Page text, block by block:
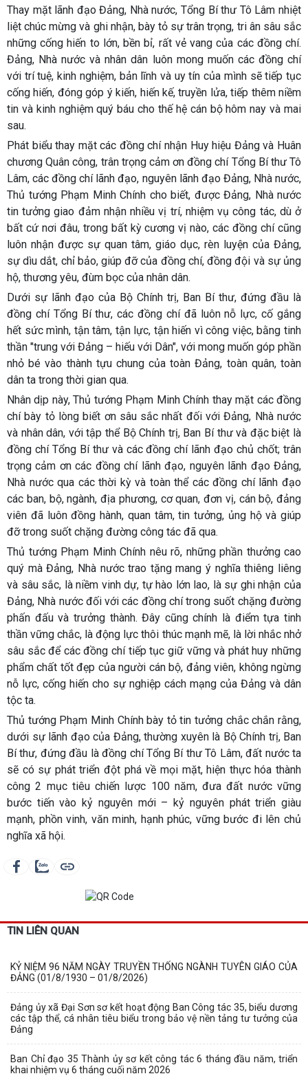
Thay mặt lãnh đạo Đảng, Nhà nước, Tổng Bí thư Tô Lâm nhiệt
liệt chúc mừng và ghi nhận, bày tỏ sự trân trọng, tri ân sâu sắc
những cống hiến to lớn, bền bỉ, rất vẻ vang của các đồng chí.
Đảng, Nhà nước và nhân dân luôn mong muốn các đồng chí
với trí tuệ, kinh nghiệm, bản lĩnh và uy tín của mình sẽ tiếp tục
cống hiến, đóng góp ý kiến, hiến kế, truyền lửa, tiếp thêm niềm
tin và kinh nghiệm quý báu cho thế hệ cán bộ hôm nay và mai
sau.
Phát biểu thay mặt các đồng chí nhận Huy hiệu Đảng và Huân
chương Quân công, trân trọng cảm ơn đồng chí Tổng Bí thư Tô
Lâm, các đồng chí lãnh đạo, nguyên lãnh đạo Đảng, Nhà nước,
Thủ tướng Phạm Minh Chính cho biết, được Đảng, Nhà nước
tin tưởng giao đảm nhận nhiều vị trí, nhiệm vụ công tác, dù ở
bất cứ nơi đâu, trong bất kỳ cương vị nào, các đồng chí cũng
luôn nhận được sự quan tâm, giáo dục, rèn luyện của Đảng,
sự dìu dắt, chỉ bảo, giúp đỡ của đồng chí, đồng đội và sự ủng
hộ, thương yêu, đùm bọc của nhân dân.
Dưới sự lãnh đạo của Bộ Chính trị, Ban Bí thư, đứng đầu là
đồng chí Tổng Bí thư, các đồng chí đã luôn nỗ lực, cố gắng
hết sức mình, tận tâm, tận lực, tận hiến vì công việc, bằng tinh
thần "trung với Đảng – hiếu với Dân", với mong muốn góp phần
nhỏ bé vào thành tựu chung của toàn Đảng, toàn quân, toàn
dân ta trong thời gian qua.
Nhân dịp này, Thủ tướng Phạm Minh Chính thay mặt các đồng
chí bày tỏ lòng biết ơn sâu sắc nhất đối với Đảng, Nhà nước
và nhân dân, với tập thể Bộ Chính trị, Ban Bí thư và đặc biệt là
đồng chí Tổng Bí thư và các đồng chí lãnh đạo chủ chốt; trân
trọng cảm ơn các đồng chí lãnh đạo, nguyên lãnh đạo Đảng,
Nhà nước qua các thời kỳ và toàn thể các đồng chí lãnh đạo
các ban, bộ, ngành, địa phương, cơ quan, đơn vị, cán bộ, đảng
viên đã luôn đồng hành, quan tâm, tin tưởng, ủng hộ và giúp
đỡ trong suốt chặng đường công tác đã qua.
Thủ tướng Phạm Minh Chính nêu rõ, những phần thưởng cao
quý mà Đảng, Nhà nước trao tặng mang ý nghĩa thiêng liêng
và sâu sắc, là niềm vinh dự, tự hào lớn lao, là sự ghi nhận của
Đảng, Nhà nước đối với các đồng chí trong suốt chặng đường
phấn đấu và trưởng thành. Đây cũng chính là điểm tựa tinh
thần vững chắc, là động lực thôi thúc mạnh mẽ, là lời nhắc nhở
sâu sắc để các đồng chí tiếp tục giữ vững và phát huy những
phẩm chất tốt đẹp của người cán bộ, đảng viên, không ngừng
nỗ lực, cống hiến cho sự nghiệp cách mạng của Đảng và dân
tộc ta.
Thủ tướng Phạm Minh Chính bày tỏ tin tưởng chắc chắn rằng,
dưới sự lãnh đạo của Đảng, thường xuyên là Bộ Chính trị, Ban
Bí thư, đứng đầu là đồng chí Tổng Bí thư Tô Lâm, đất nước ta
sẽ có sự phát triển đột phá về mọi mặt, hiện thực hóa thành
công 2 mục tiêu chiến lược 100 năm, đưa đất nước vững
bước tiến vào kỷ nguyên mới – kỷ nguyên phát triển giàu
mạnh, phồn vinh, văn minh, hạnh phúc, vững bước đi lên chủ
nghĩa xã hội.
TIN LIÊN QUAN
KỶ NIỆM 96 NĂM NGÀY TRUYỀN THỐNG NGÀNH TUYÊN GIÁO CỦA
ĐẢNG (01/8/1930 – 01/8/2026)
Đảng ủy xã Đại Sơn sơ kết hoạt động Ban Công tác 35, biểu dương
các tập thể, cá nhân tiêu biểu trong bảo vệ nền tảng tư tưởng của
Đảng
Ban Chỉ đạo 35 Thành ủy sơ kết công tác 6 tháng đầu năm, triển
khai nhiệm vụ 6 tháng cuối năm 2026